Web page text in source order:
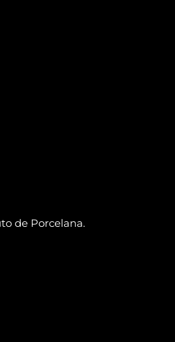
de Porcelana.